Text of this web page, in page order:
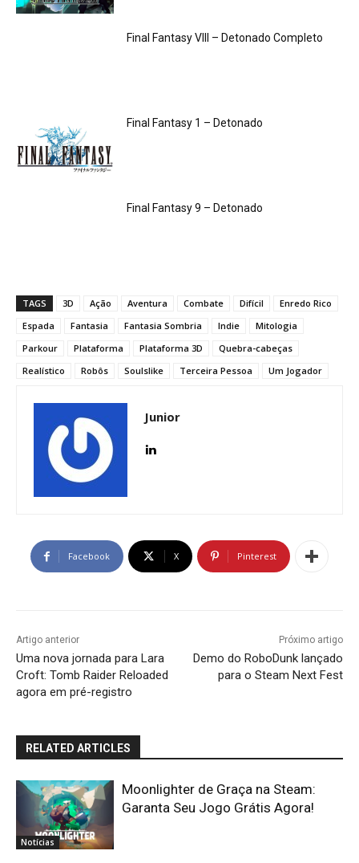
Final Fantasy VIII – Detonado Completo
Final Fantasy 1 – Detonado
Final Fantasy 9 – Detonado
TAGS 3D Ação Aventura Combate Difícil
Enredo Rico
Espada
Fantasia Fantasia Sombria Indie
Mitologia
Parkour
Plataforma Plataforma 3D
Quebra-cabeças
Realístico
Robôs Soulslike Terceira Pessoa Um Jogador
Junior
Facebook X Pinterest
Artigo anterior
Uma nova jornada para Lara
Croft: Tomb Raider Reloaded
agora em pré-registro
Próximo artigo
Demo do RoboDunk lançado
para o Steam Next Fest
RELATED ARTICLES
Notícias
Moonlighter de Graça na Steam:
Garanta Seu Jogo Grátis Agora!